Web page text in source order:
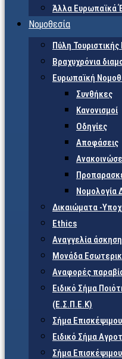
Άλλα Ευρωπαϊκά
Νομοθεσία
Πύλη
Βραχυχρόνια
Ευρωπαϊκή
Συνθήκες
Κανονισμοί
Οδηγίες
Αποφάσεις
Νομολογία
Δικαιώματα -
Ethics
Αναγγελία
Μονάδα
Αναφορές
Ειδικό Σήμα
(Ε.Σ.Π.Ε.Κ)
Σήμα
Ειδικό Σήμα
Σήμα